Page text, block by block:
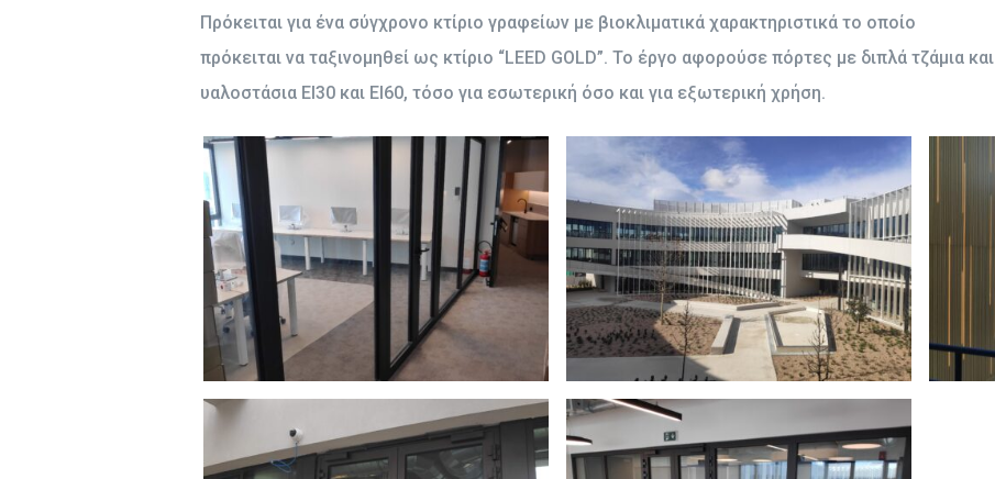
Πρόκειται για ένα σύγχρονο κτίριο γραφείων με βιοκλιματικά χαρακτηριστικά το οποίο
πρόκειται να ταξινομηθεί ως κτίριο “LEED GOLD”. Το έργο αφορούσε πόρτες με διπλά τζάμια και
υαλοστάσια ΕΙ30 και ΕΙ60, τόσο για εσωτερική όσο και για εξωτερική χρήση.